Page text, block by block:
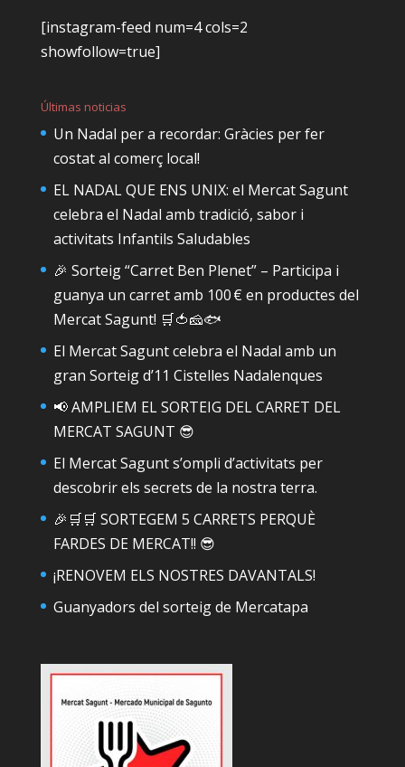
[instagram-feed num=4 cols=2
showfollow=true]
Últimas noticias
Un Nadal per a recordar: Gràcies per fer
costat al comerç local!
EL NADAL QUE ENS UNIX: el Mercat Sagunt
celebra el Nadal amb tradició, sabor i
activitats Infantils Saludables
🎉 Sorteig “Carret Ben Plenet” – Participa i
guanya un carret amb 100 € en productes del
Mercat Sagunt! 🛒🍅🧀🐟
El Mercat Sagunt celebra el Nadal amb un
gran Sorteig d’11 Cistelles Nadalenques
📢 AMPLIEM EL SORTEIG DEL CARRET DEL
MERCAT SAGUNT 😎
El Mercat Sagunt s’ompli d’activitats per
descobrir els secrets de la nostra terra.
🎉🛒🛒 SORTEGEM 5 CARRETS PERQUÈ
FARDES DE MERCAT!! 😎
¡RENOVEM ELS NOSTRES DAVANTALS!
Guanyadors del sorteig de Mercatapa